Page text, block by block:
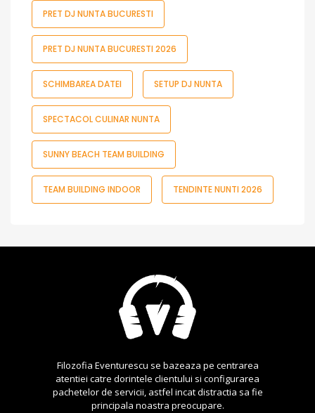
PRET DJ NUNTA BUCURESTI
PRET DJ NUNTA BUCURESTI 2026
SCHIMBAREA DATEI SETUP DJ NUNTA
SPECTACOL CULINAR NUNTA
SUNNY BEACH TEAM BUILDING
TEAM BUILDING INDOOR TENDINTE NUNTI 2026
Filozofia Eventurescu se bazeaza pe centrarea
atentiei catre dorintele clientului si configurarea
pachetelor de servicii, astfel incat distractia sa fie
principala noastra preocupare.